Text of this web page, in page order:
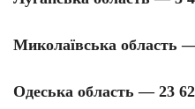
Миколаївська область
Одеська область — 23